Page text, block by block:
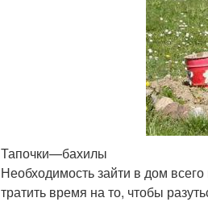
Тапочки—бахилы
Необходимость зайти в дом
тратить время на то, чтобы